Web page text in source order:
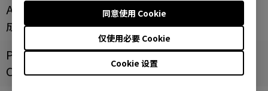
Cookie 设置
仅使用必要 Cookie
同意使用 Cookie
Address
成都市武候区一环路南二段1号
Postal
Code